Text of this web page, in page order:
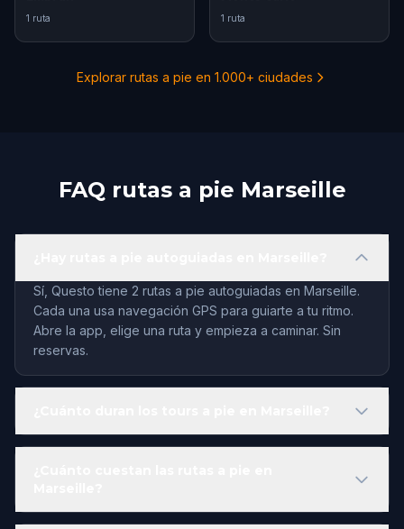
1 ruta 1 ruta
Explorar rutas a pie en 1.000+ ciudades
FAQ rutas a pie Marseille
Sí, Questo tiene 2 rutas a pie autoguiadas en Marseille.
Cada una usa navegación GPS para guiarte a tu ritmo.
Abre la app, elige una ruta y empieza a caminar. Sin
reservas.